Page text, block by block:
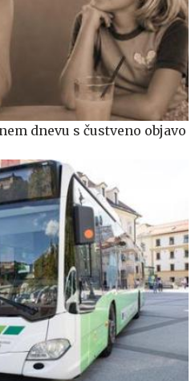
dnevu s čustveno objavo